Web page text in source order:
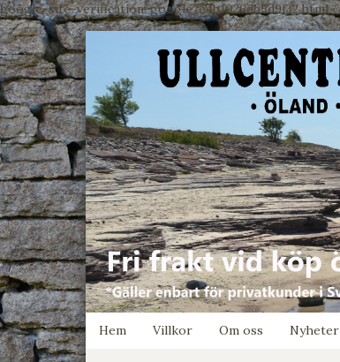
google-site-verification: google7e4b1026db5d9f32.html
Hem
Villkor Om oss Nyheter